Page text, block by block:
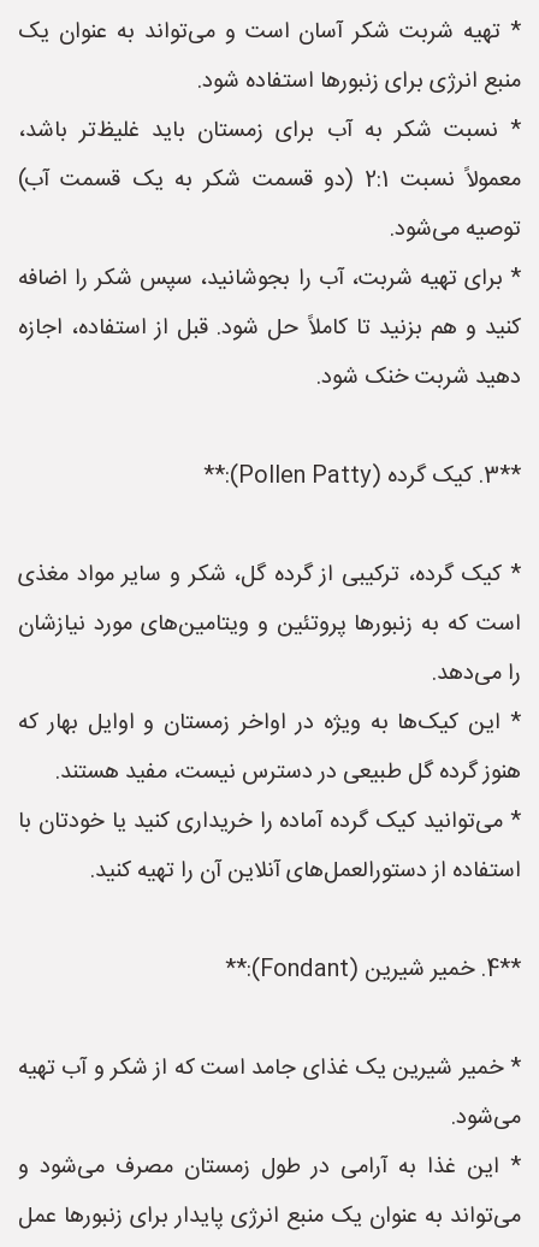
* تهیه شربت شکر آسان است و می‌تواند به عنوان یک
منبع انرژی برای زنبورها استفاده شود.
* نسبت شکر به آب برای زمستان باید غلیظ‌تر باشد،
معمولاً نسبت 2:1 (دو قسمت شکر به یک قسمت آب)
توصیه می‌شود.
* برای تهیه شربت، آب را بجوشانید، سپس شکر را اضافه
کنید و هم بزنید تا کاملاً حل شود. قبل از استفاده، اجازه
دهید شربت خنک شود.
**3. کیک گرده (Pollen Patty):**
* کیک گرده، ترکیبی از گرده گل، شکر و سایر مواد مغذی
است که به زنبورها پروتئین و ویتامین‌های مورد نیازشان
را می‌دهد.
* این کیک‌ها به ویژه در اواخر زمستان و اوایل بهار که
هنوز گرده گل طبیعی در دسترس نیست، مفید هستند.
* می‌توانید کیک گرده آماده را خریداری کنید یا خودتان با
استفاده از دستورالعمل‌های آنلاین آن را تهیه کنید.
**4. خمیر شیرین (Fondant):**
* خمیر شیرین یک غذای جامد است که از شکر و آب تهیه
می‌شود.
* این غذا به آرامی در طول زمستان مصرف می‌شود و
می‌تواند به عنوان یک منبع انرژی پایدار برای زنبورها عمل